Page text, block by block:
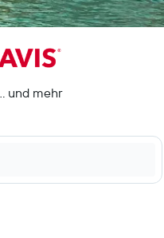
… und mehr